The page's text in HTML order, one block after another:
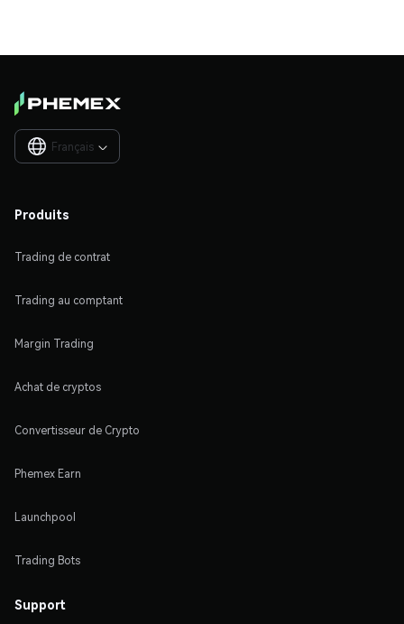
Français 
Produits
Trading de contrat
Trading au comptant
Margin Trading
Achat de cryptos
Convertisseur de Crypto
Phemex Earn
Launchpool
Trading Bots
Support